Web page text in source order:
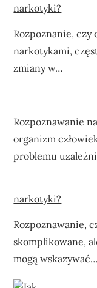
narkotyki?
Rozpoznanie,
narkotykami,
zmiany w…
Rozpoznawanie
organizm
problemu
narkotyki?
Rozpoznawanie,
skomplikowane,
mogą wskazywać…